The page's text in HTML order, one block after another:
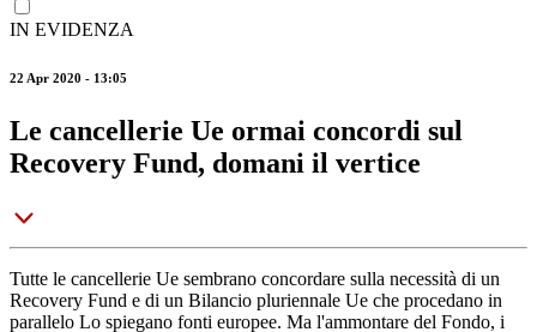
IN EVIDENZA
22 Apr 2020 - 13:05
Le cancellerie Ue ormai concordi sul
Recovery Fund, domani il vertice
Tutte le cancellerie Ue sembrano concordare sulla necessità di un
Recovery Fund e di un Bilancio pluriennale Ue che procedano in
parallelo Lo spiegano fonti europee. Ma l'ammontare del Fondo, i